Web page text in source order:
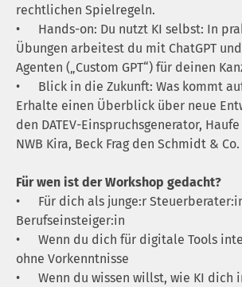
rechtlichen Spielregeln.
•
Hands-on: Du nutzt KI selbst: In
Übungen arbeitest du mit ChatGPT
Agenten („Custom GPT“) für deinen
•
Blick in die Zukunft: Was kommt
Erhalte einen Überblick über neue
den DATEV-Einspruchsgenerator,
NWB Kira, Beck Frag den Schmidt & Co.
Für wen ist der Workshop gedacht?
•
Für dich als junge:r
Berufseinsteiger:in
•
Wenn du dich für digitale Tools
ohne Vorkenntnisse
•
Wenn du wissen willst, wie KI dich